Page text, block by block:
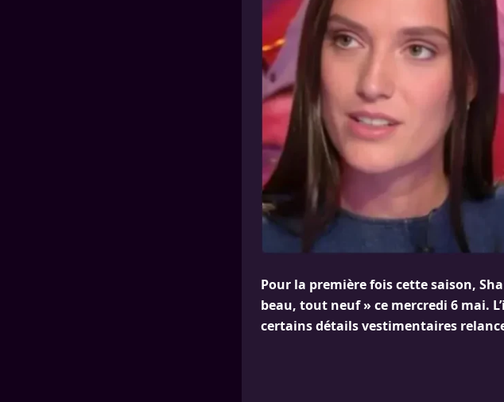
Pour la première fois cette saison,
beau, tout neuf » ce mercredi 6 mai.
certains détails vestimentaires